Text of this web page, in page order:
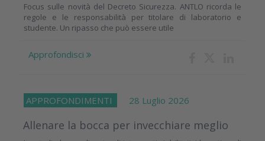
Focus sulle novità del Decreto Sicurezza. ANTLO ricorda le
regole e le responsabilità per titolare di laboratorio e
studente. Un ripasso che può essere utile
Approfondisci
APPROFONDIMENTI 28 Luglio 2026
Allenare la bocca per invecchiare meglio